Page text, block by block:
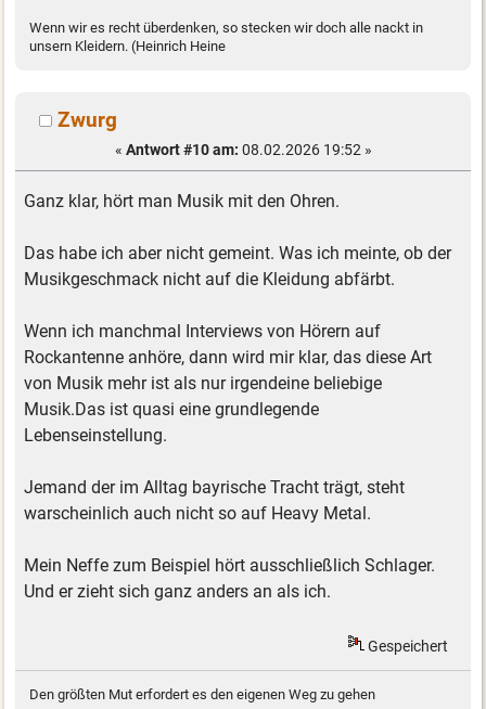
Wenn wir es recht überdenken, so stecken wir doch alle nackt in
unsern Kleidern. (Heinrich Heine
Zwurg
« Antwort #10 am: 08.02.2026 19:52 »
Ganz klar, hört man Musik mit den Ohren.
Das habe ich aber nicht gemeint. Was ich meinte, ob der
Musikgeschmack nicht auf die Kleidung abfärbt.
Wenn ich manchmal Interviews von Hörern auf
Rockantenne anhöre, dann wird mir klar, das diese Art
von Musik mehr ist als nur irgendeine beliebige
Musik.Das ist quasi eine grundlegende
Lebenseinstellung.
Jemand der im Alltag bayrische Tracht trägt, steht
warscheinlich auch nicht so auf Heavy Metal.
Mein Neffe zum Beispiel hört ausschließlich Schlager.
Und er zieht sich ganz anders an als ich.
Gespeichert
Den größten Mut erfordert es den eigenen Weg zu gehen